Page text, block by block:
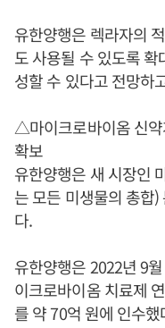
유한양행은 렉라자의
도 사용될 수 있도록
성할 수 있다고 전망하
△마이크로바이옴 신
확보
유한양행은 새 시장인
는 모든 미생물의 총합
다.
유한양행은 2022년 9
이크로바이옴 치료제
를 약 70억 원에 인수했